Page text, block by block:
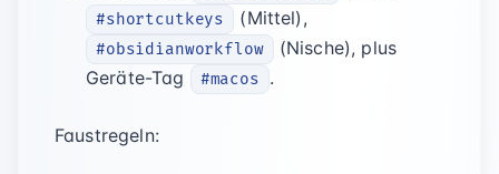
#shortcutkeys (Mittel),
#obsidianworkflow
(Nische), plus
Geräte-Tag
#macos .
Faustregeln: